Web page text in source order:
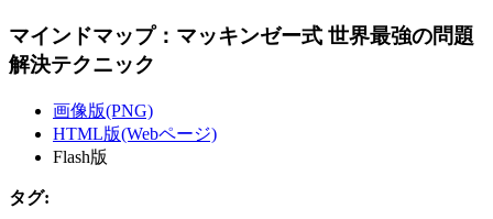
マインドマップ：マッキンゼー式 世界最強の問題
解決テクニック
画像版(PNG)
HTML版(Webページ)
Flash版
タグ: